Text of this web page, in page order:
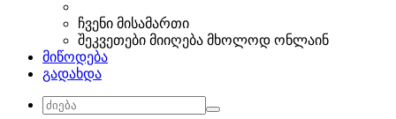
ჩვენი მისამართი
შეკვეთები მიიღება მხოლოდ ონლაინ
მიწოდება
გადახდა